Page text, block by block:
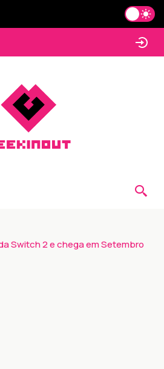
Switch 2 e chega em Setembro